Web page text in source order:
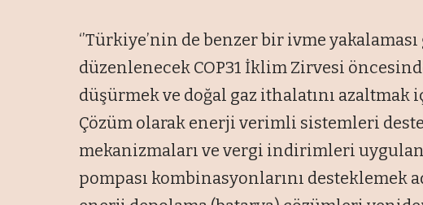
‘’Türkiye’nin de benzer bir ivme
düzenlenecek COP31 İklim Zirvesi
düşürmek ve doğal gaz ithalatını azaltmak
Çözüm olarak enerji verimli sistemleri
mekanizmaları ve vergi indirimleri
pompası kombinasyonlarını desteklemek